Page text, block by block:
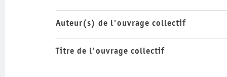
Auteur(s) de l'ouvrage collectif
Titre de l'ouvrage collectif